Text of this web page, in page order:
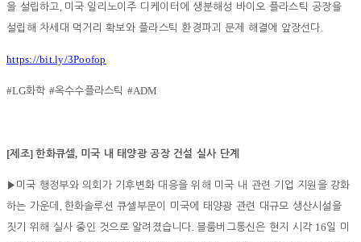
을 설립하고, 미국 일리노이주 디케이터에 생분해성 바이오 플라스틱 공장을
설립해 차세대 먹거리 확보와 플라스틱 환경파괴 문제 해결에 앞장선다.
https://bit.ly/3Poofop
#LG화학 #옥수수플라스틱 #ADM
[제조]한화큐셀, 미국 내 태양광 공장 건설 실사 단계
▶ 미국 행정부와 의회가 기후변화 대응을 위해 미국 내 관련 기업 지원을 강화
하는 가운데 , 한화솔루션 큐셀부문이 미국에 태양광 관련 대규모 생산시설을
짓기 위해 실사 중인 것으로 알려졌습니다. 블룸버그통신은 현지 시각 16일 미